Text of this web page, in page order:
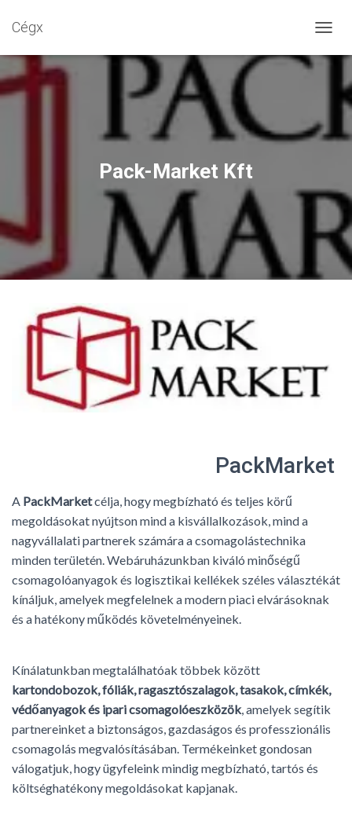
Cégx
A
I
E
K
A
Á
Pack-Market Kft
PackMarket
A PackMarketcélja, hogy megbízható és teljes körű
megoldásokat nyújtson mind a kisvállalkozások, mind a
nagyvállalati partnerek számára a csomagolástechnika
minden területén. Webáruházunkban kiváló minőségű
csomagolóanyagok és logisztikai kellékek széles választékát
kínáljuk, amelyek megfelelnek a modern piaci elvárásoknak
és a hatékony működés követelményeinek.
Kínálatunkban megtalálhatóak többek között
kartondobozok, fóliák, ragasztószalagok, tasakok, címkék,
védőanyagok és ipari csomagolóeszközök, amelyek segítik
partnereinket a biztonságos, gazdaságos és professzionális
csomagolás megvalósításában. Termékeinket gondosan
válogatjuk, hogy ügyfeleink mindig megbízható, tartós és
költséghatékony megoldásokat kapjanak.